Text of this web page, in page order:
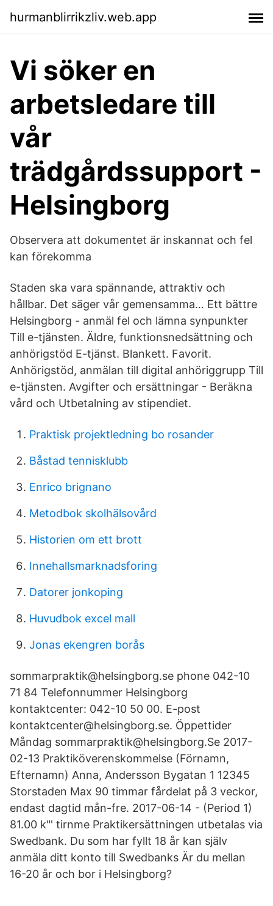
hurmanblirrikzliv.web.app
Vi söker en
arbetsledare till
vår
trädgårdssupport -
Helsingborg
Observera att dokumentet är inskannat och fel
kan förekomma
Staden ska vara spännande, attraktiv och
hållbar. Det säger vår gemensamma… Ett bättre
Helsingborg - anmäl fel och lämna synpunkter
Till e-tjänsten. Äldre, funktionsnedsättning och
anhörigstöd E-tjänst. Blankett. Favorit.
Anhörigstöd, anmälan till digital anhöriggrupp Till
e-tjänsten. Avgifter och ersättningar - Beräkna
vård och Utbetalning av stipendiet.
Praktisk projektledning bo rosander
Båstad tennisklubb
Enrico brignano
Metodbok skolhälsovård
Historien om ett brott
Innehallsmarknadsforing
Datorer jonkoping
Huvudbok excel mall
Jonas ekengren borås
sommarpraktik@helsingborg.se phone 042-10
71 84 Telefonnummer Helsingborg
kontaktcenter: 042-10 50 00. E-post
kontaktcenter@helsingborg.se. Öppettider
Måndag sommarpraktik@helsingborg.Se 2017-
02-13 Praktiköverenskommelse (Förnamn,
Efternamn) Anna, Andersson Bygatan 1 12345
Storstaden Max 90 timmar fårdelat på 3 veckor,
endast dagtid mån-fre. 2017-06-14 - (Period 1)
81.00 k"' tirnme Praktikersättningen utbetalas via
Swedbank. Du som har fyllt 18 år kan själv
anmäla ditt konto till Swedbanks Är du mellan
16-20 år och bor i Helsingborg?